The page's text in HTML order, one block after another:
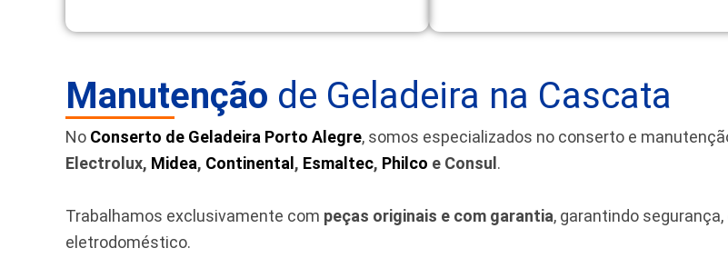
Manutenção de Geladeira na Cascata
No Conserto de Geladeira Porto Alegre, somos especializados no conserto e
Electrolux, Midea, Continental, Esmaltec, Philco e Consul.
Trabalhamos exclusivamente com peças originais e com garantia, garantindo
eletrodoméstico.